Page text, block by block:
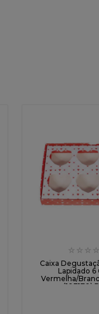
☆ ☆ ☆ ☆
Caixa
Lapidado 6
Vermelha/
(103170)